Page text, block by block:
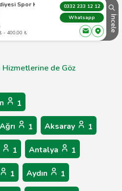
Spor Kompleksi
- 400,00 ₺
0332 233 12 12
Whatsapp
İncele
Hizmetlerine de Göz
1
Ağrı 1 Aksaray 1
1 Antalya 1
1 Aydın 1